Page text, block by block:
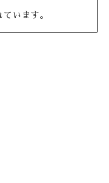
います。